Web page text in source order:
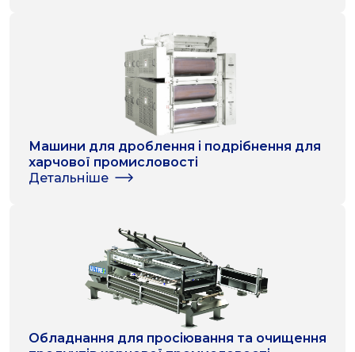
Машини для дроблення і подрібнення для
харчової промисловості
Детальніше
Обладнання для просіювання та очищення